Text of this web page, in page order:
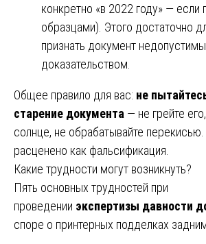
конкретно «в 2022 году» — если
образцами). Этого достаточно
признать документ
доказательством.
Общее правило для вас: не
старение документа — не грейте
солнце, не обрабатывайте
расценено как фальсификация.
Какие трудности могут возникнуть?
Пять основных трудностей при
проведении экспертизы давности
споре о принтерных подделках